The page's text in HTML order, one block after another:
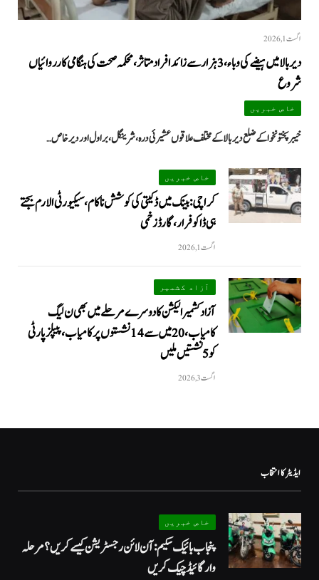
اگست 1, 2026
دیر بالا میں ہیضے کی وباء، 3 ہزار سے زائد افراد متاثر، محکمہ صحت کی ہنگامی کارروائیاں
شروع
خاص خبریں
خیبرپختونخوا کے ضلع دیر بالا کے مختلف علاقوں عشیرئی درہ، شرینگل، براول اور دیر خاص…
خاص خبریں
کراچی: بینک میں ڈکیتی کی کوشش ناکام، سیکیورٹی الارم بجتے
ہی ڈاکو فرار، گارڈ زخمی
اگست 1, 2026
آزاد کشمیر
آزاد کشمیر الیکشن کا دوسرے مرحلے میں بھی ن لیگ
کامیاب، 20 میں سے 14 نشستوں پر کامیاب، پیپلزپارٹی
کو 5 نشستیں ملیں
اگست 3, 2026
ایڈیٹر کا انتخاب
خاص خبریں
پنجاب بائیک سکیم: آن لائن رجسٹریشن کیسے کریں؟ مرحلہ
وار گائیڈ چیک کریں